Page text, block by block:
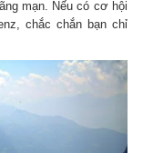
mạn. Nếu có cơ hội
chắc chắn bạn chỉ